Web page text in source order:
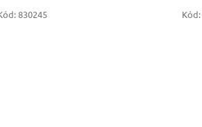
830245 Kód: